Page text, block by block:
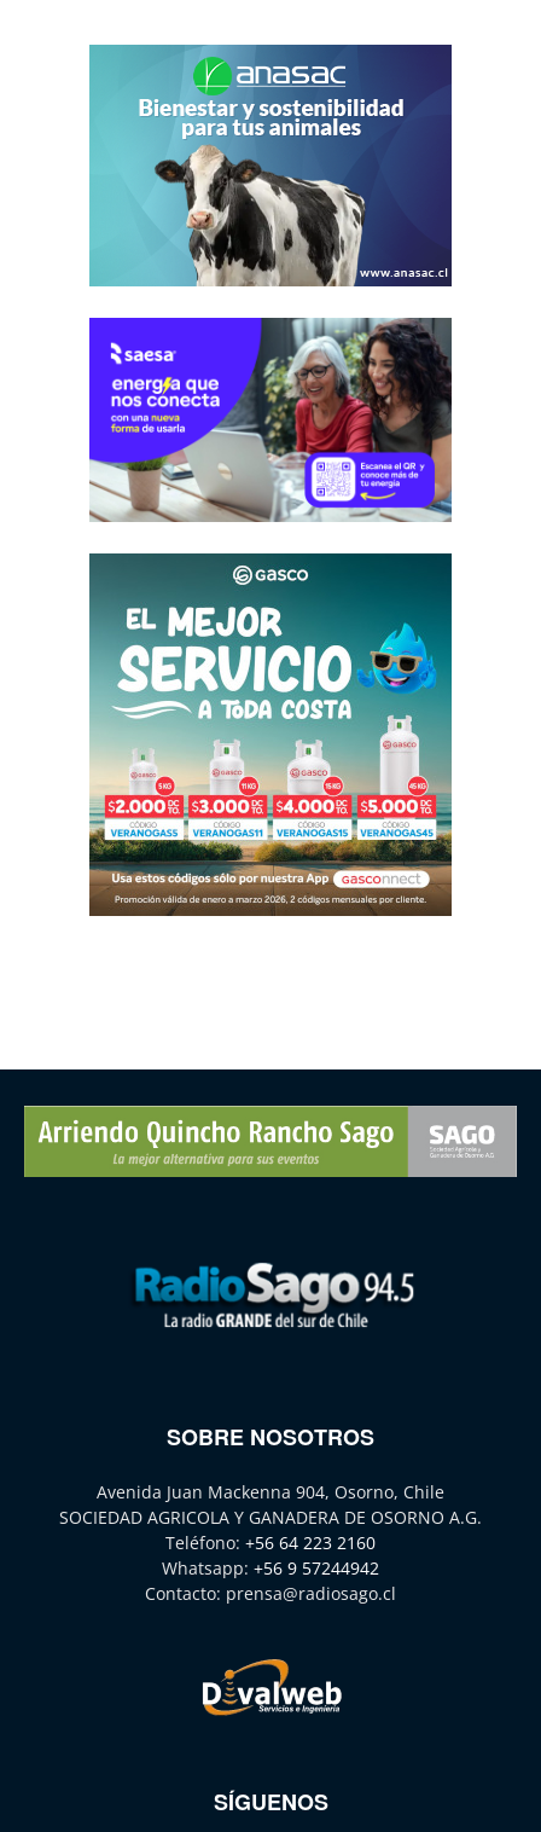
SOBRE NOSOTROS
Avenida Juan Mackenna 904, Osorno, Chile
SOCIEDAD AGRICOLA Y GANADERA DE OSORNO A.G.
Teléfono: +56 64 223 2160
Whatsapp: +56 9 57244942
Contacto: prensa@radiosago.cl
SÍGUENOS